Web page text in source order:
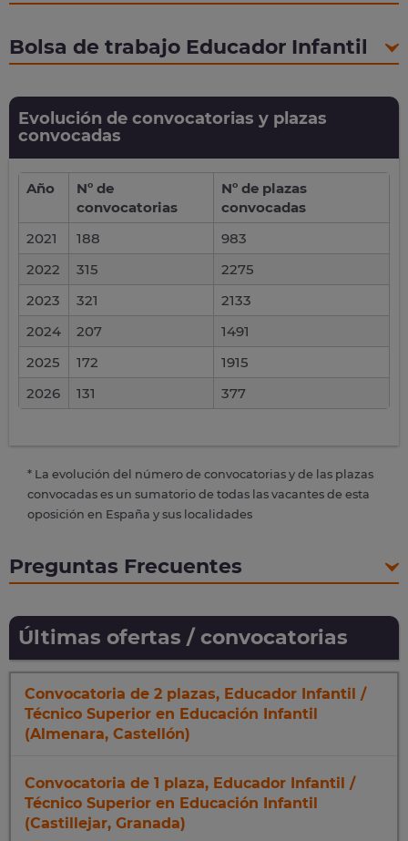
Bolsa de trabajo Educador Infantil
Evolución de convocatorias y plazas
convocadas
Año
Nº de
convocatorias
Nº de plazas
convocadas
2021
188
983
2022
315
2275
2023
321
2133
2024
207
1491
2025
172
1915
2026
131 377
* La evolución del número de convocatorias y de las plazas
convocadas es un sumatorio de todas las vacantes de esta
oposición en España y sus localidades
Preguntas Frecuentes
Últimas ofertas / convocatorias
Convocatoria de 2 plazas, Educador Infantil /
Técnico Superior en Educación Infantil
(Almenara, Castellón)
Convocatoria de 1 plaza, Educador Infantil /
Técnico Superior en Educación Infantil
(Castillejar, Granada)